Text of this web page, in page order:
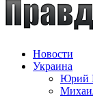
Новости
Украина
Юрий